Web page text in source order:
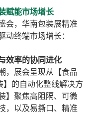
赋能市场增长
会，华南包装展精准
动终端市场增长：
效率的协同进化
，展会呈现从【食品
】的自动化整线解决方
】聚焦高阻隔、可微
，以及易撕口、精准